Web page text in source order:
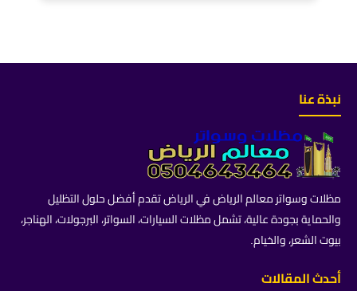
نبذة عنا
مظلات وسواتر معالم الرياض في الرياض تقدم أفضل حلول التظليل
والحماية بجودة عالية، تشمل مظلات السيارات، السواتر، البرجولات، الهناجر،
بيوت الشعر، والخيام.
أحدث المقالات